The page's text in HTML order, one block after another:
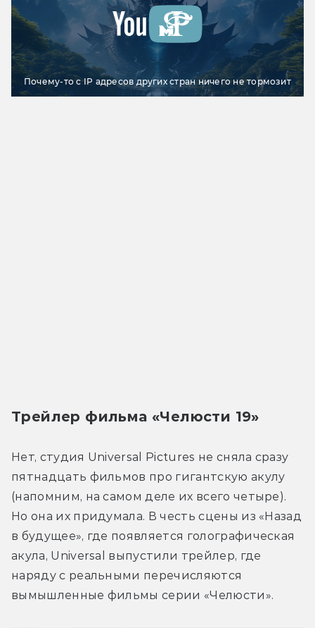
Почему-то с IP адресов других стран ничего не тормозит
Трейлер фильма «Челюсти 19»
Нет, студия Universal Pictures не сняла сразу
пятнадцать фильмов про гигантскую акулу
(напомним, на самом деле их всего четыре).
Но она их придумала. В честь сцены из «Назад
в будущее», где появляется голографическая
акула, Universal выпустили трейлер, где
наряду с реальными перечисляются
вымышленные фильмы серии «Челюсти».